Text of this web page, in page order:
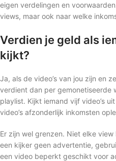
eigen verdelingen en
views, maar ook naar welke
Verdien je geld als
kijkt?
Ja, als de video’s van jou zijn en
verdient dan per gemonetiseerde
playlist. Kijkt iemand vijf video’s
video’s afzonderlijk inkomsten
Er zijn wel grenzen. Niet elke
een kijker geen advertentie,
een video beperkt geschikt voor